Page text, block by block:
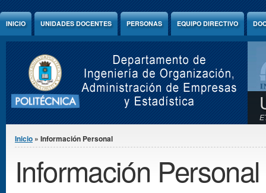
Jump to Content
INICIO UNIDADES DOCENTES PERSONAS EQUIPO DIRECTIVO
Se encuentra usted aquí
Inicio » Información Personal
Información Personal